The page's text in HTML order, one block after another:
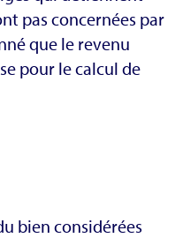
pas concernées par
que le revenu
pour le calcul de
bien considérées